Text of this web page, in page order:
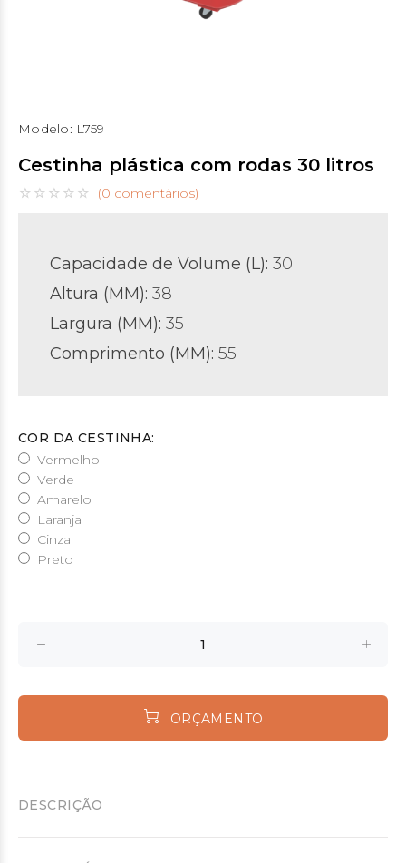
Modelo: L759
Cestinha plástica com rodas 30 litros
(0 comentários)
Capacidade de Volume (L): 30
Altura (MM): 38
Largura (MM): 35
Comprimento (MM): 55
COR DA CESTINHA:
Vermelho
Verde
Amarelo
Laranja
Cinza
Preto
ORÇAMENTO
DESCRIÇÃO